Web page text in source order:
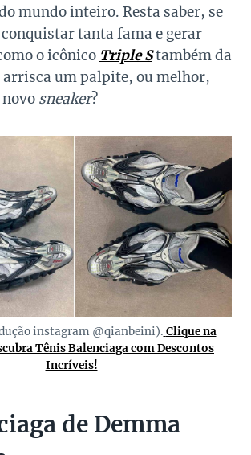
mundo inteiro. Resta saber, se
tanta fama e gerar
o icônico Triple Stambém da
arrisca um palpite, ou melhor,
sneaker?
instagram @qianbeini). Clique na
Tênis Balenciaga com Descontos
Incríveis!
de Demma